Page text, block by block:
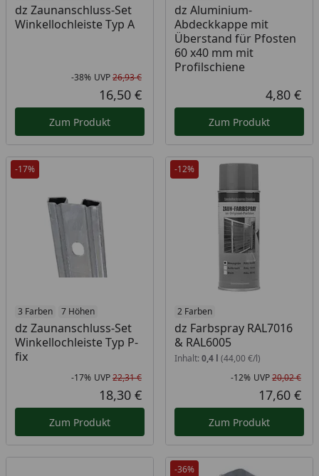
dz Zaunanschluss-Set
Winkellochleiste Typ A
Rabatt in Prozent
-38%
Ursprünglicher Preis
UVP26,93 €
Aktueller Preis
16,50 €
Zum Produkt
dz Aluminium-
Abdeckkappe mit
Überstand für Pfosten
60 x40 mm mit
Profilschiene
4,80 €
Zum Produkt
-17%
3 Farben 7 Höhen
dz Zaunanschluss-Set
Winkellochleiste Typ P-
fix
Rabatt in Prozent
-17%
Ursprünglicher Preis
UVP22,31 €
Aktueller Preis
18,30 €
Zum Produkt
-12%
2 Farben
dz Farbspray RAL7016
& RAL6005
Inhalt: 0,4 l (44,00 €/l)
-12% UVP20,02 €
17,60 €
Zum Produkt
-36%